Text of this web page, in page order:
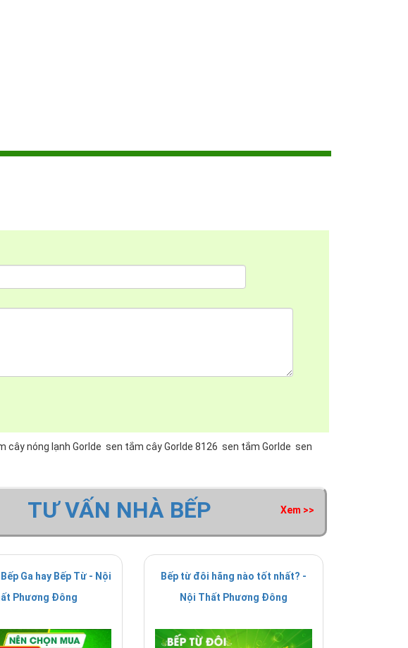
cây nóng lạnh Gorlde sen tắm cây Gorlde 8126 sen tắm Gorlde sen
TƯ VẤN NHÀ BẾP Xem >>
Ga hay Bếp Từ - Nội
Phương Đông
Bếp từ đôi hãng nào tốt nhất? -
Nội Thất Phương Đông